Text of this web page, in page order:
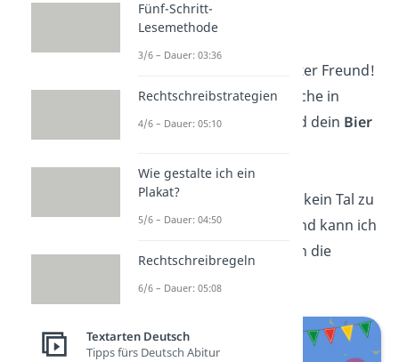
Gute, Bro!“
„Auf dich, mein bester Freund!
Mögen deine Wünsche in
Erfüllung gehen und dein Bier
„Kein Berg zu hoch, kein Tal zu
tief. Mit dir als Freund kann ich
alles
schaffen! Hoch die
Fünf-Schritt-
Lesemethode
3/6 – Dauer: 03:36
Rechtschreibstrategien
4/6 – Dauer: 05:10
Wie gestalte ich ein
Plakat?
5/6 – Dauer: 04:50
Rechtschreibregeln
6/6 – Dauer: 05:08
Textarten Deutsch
Tipps fürs Deutsch Abitur